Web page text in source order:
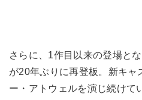
さらに、1作目以来の登場と
が20年ぶりに再登板。新キャ
ー・アトウェルを演じ続けて